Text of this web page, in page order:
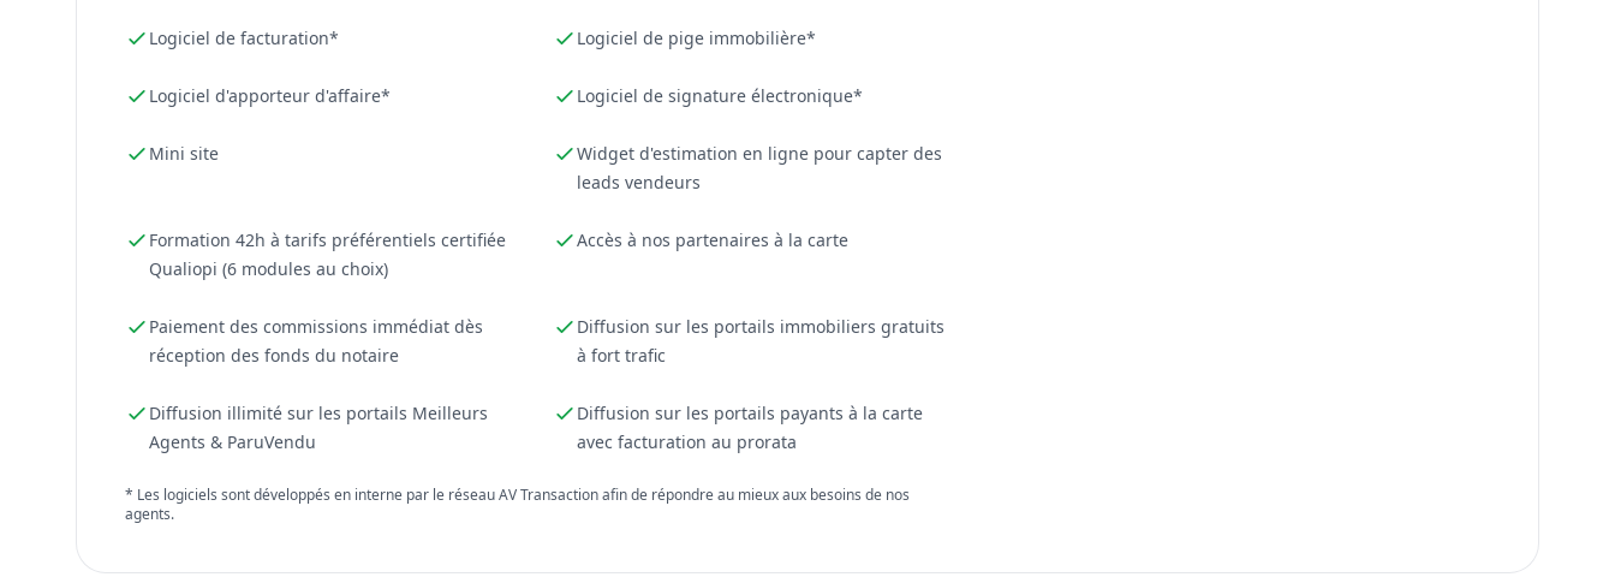
Logiciel de facturation* Logiciel de pige immobilière*
Logiciel d'apporteur d'affaire* Logiciel de signature électronique*
Mini site
Widget d'estimation en ligne pour capter des
leads vendeurs
Formation 42h à tarifs préférentiels certifiée
Qualiopi (6 modules au choix)
Accès à nos partenaires à la carte
Paiement des commissions immédiat dès
réception des fonds du notaire
Diffusion sur les portails immobiliers gratuits
à fort trafic
Diffusion illimité sur les portails Meilleurs
Agents & ParuVendu
Diffusion sur les portails payants à la carte
avec facturation au prorata
* Les logiciels sont développés en interne par le réseau AV Transaction afin de répondre au mieux aux besoins de nos
agents.